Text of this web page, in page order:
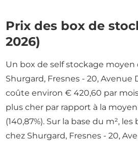
Prix des box de
2026)
Un box de self stockage moyen
Shurgard, Fresnes - 20, Avenue
coûte environ € 420,60 par
plus cher par rapport à la
(140,87%). Sur la base du m²,
chez Shurgard, Fresnes - 20,